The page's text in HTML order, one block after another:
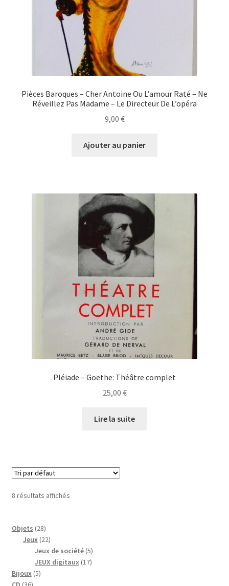
Pièces Baroques – Cher Antoine Ou L’amour Raté – Ne
Réveillez Pas Madame – Le Directeur De L’opéra
9,00 €
Ajouter au panier
Pléiade – Goethe: Théâtre complet
25,00 €
Lire la suite
8 résultats affichés
Objets 2828
produits
Jeux 2222
produits
Jeux de société 55
produits
JEUX digitaux 1717
Bijoux 55
36